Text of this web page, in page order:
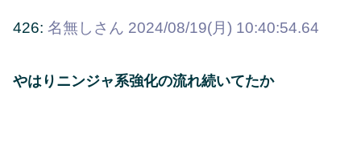
426: 名無しさん 2024/08/19(月) 10:40:54.64
やはりニンジャ系強化の流れ続いてたか